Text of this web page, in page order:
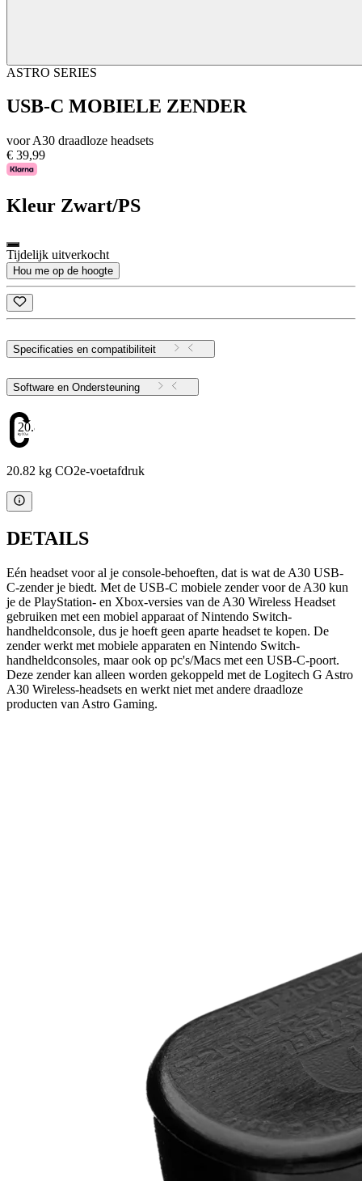
ASTRO SERIES
USB-C MOBIELE ZENDER
voor A30 draadloze headsets
€ 39,99
Kleur Zwart/PS
Tijdelijk uitverkocht
Hou me op de hoogte
Specificaties en compatibiliteit
Software en Ondersteuning
20.82
20.82 kg CO2e-voetafdruk
DETAILS
Eén headset voor al je console-behoeften, dat is wat de A30 USB-
C-zender je biedt. Met de USB-C mobiele zender voor de A30 kun
je de PlayStation- en Xbox-versies van de A30 Wireless Headset
gebruiken met een mobiel apparaat of Nintendo Switch-
handheldconsole, dus je hoeft geen aparte headset te kopen. De
zender werkt met mobiele apparaten en Nintendo Switch-
handheldconsoles, maar ook op pc's/Macs met een USB-C-poort.
Deze zender kan alleen worden gekoppeld met de Logitech G Astro
A30 Wireless-headsets en werkt niet met andere draadloze
producten van Astro Gaming.